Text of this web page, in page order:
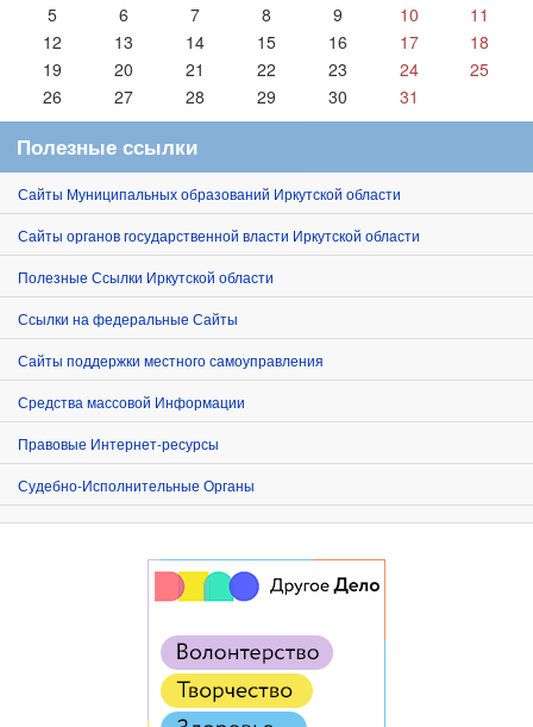
5
6 7 8 9 10
11
12
13 14 15 16 17
18
19
20 21 22 23 24
25
26
27 28 29 30 31
Полезные ссылки
Сайты Муниципальных образований Иркутской области
Сайты органов государственной власти Иркутской области
Полезные Ссылки Иркутской области
Ссылки на федеральные Сайты
Сайты поддержки местного самоуправления
Средства массовой Информации
Правовые Интернет-ресурсы
Судебно-Исполнительные Органы